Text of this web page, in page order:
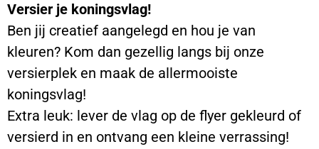
Versier je koningsvlag!
Ben jij creatief aangelegd en hou je van
kleuren? Kom dan gezellig langs bij onze
versierplek en maak de allermooiste
koningsvlag!
Extra leuk: lever de vlag op de flyer gekleurd of
versierd in en ontvang een kleine verrassing!